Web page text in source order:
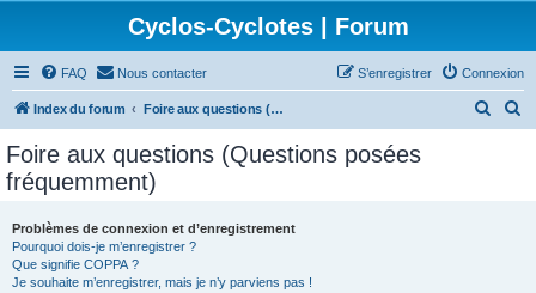
Cyclos-Cyclotes | Forum
FAQ Nous contacter Connexion
S’enregistrer
Index du forum Foire aux questions (Questions posées fréquemment)
Foire aux questions (Questions posées
fréquemment)
Problèmes de connexion et d’enregistrement
Pourquoi dois-je m’enregistrer ?
Que signifie COPPA ?
Je souhaite m’enregistrer, mais je n’y parviens pas !